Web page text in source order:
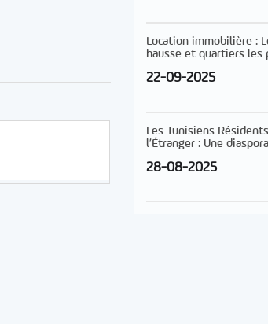
Location immobilière :
hausse et quartiers les
22-09-2025
Les Tunisiens
l’Étranger : Une
28-08-2025